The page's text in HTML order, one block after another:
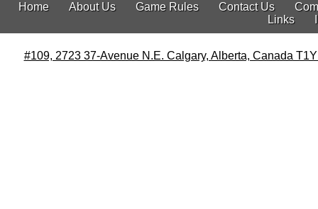
Home About Us Game Rules Contact Us
Links
#109, 2723 37-Avenue N.E. Calgary, Alberta, Canada